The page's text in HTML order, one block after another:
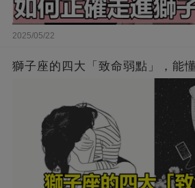
2025/05/22
獅子座的四大「致命弱點」，能